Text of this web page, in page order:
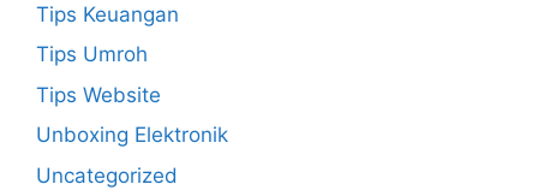
Tips Keuangan
Tips Umroh
Tips Website
Unboxing Elektronik
Uncategorized